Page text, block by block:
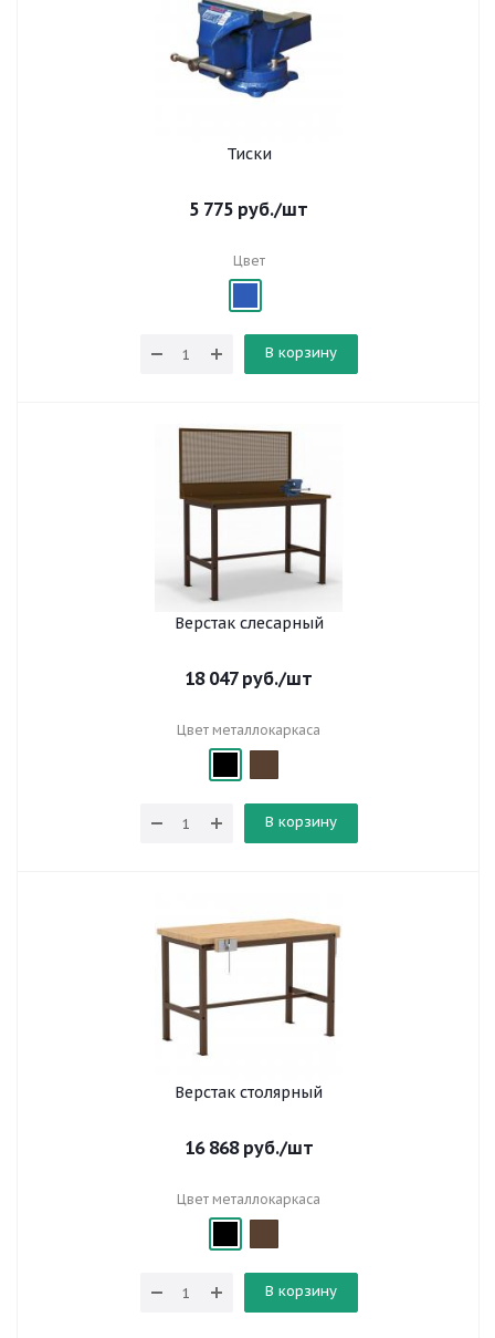
Тиски
5 775 руб./шт
Цвет
В корзину
Верстак слесарный
18 047руб./шт
Цвет металлокаркаса
В корзину
Верстак столярный
16 868руб./шт
Цвет металлокаркаса
В корзину